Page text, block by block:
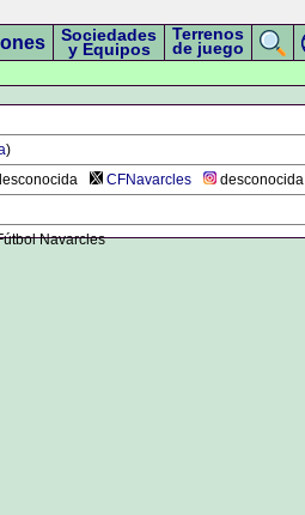
Sociedades
y Equipos
Terrenos
de juego
)
CFNavarcles
desconocida
Navarcles